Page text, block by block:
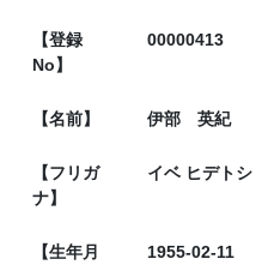
【登録
No】
00000413
【名前】 伊部 英紀
【フリガ
ナ】
イベ ヒデトシ
【生年月
1955-02-11